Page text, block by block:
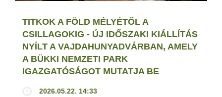
TITKOK A FÖLD MÉLYÉTŐL A
CSILLAGOKIG - ÚJ IDŐSZAKI KIÁLLÍTÁS
NYÍLT A VAJDAHUNYADVÁRBAN, AMELY
A BÜKKI NEMZETI PARK
IGAZGATÓSÁGOT MUTATJA BE
2026.05.22. 14:33